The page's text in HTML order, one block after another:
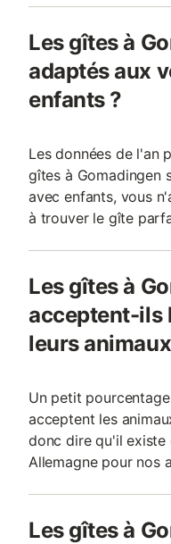
Les gîtes à
adaptés aux
enfants ?
Les données de l'an
gîtes à Gomadingen
avec enfants, vous
à trouver le gîte
Les gîtes à
acceptent-ils
leurs
Un petit
acceptent les
donc dire qu'il existe
Allemagne pour nos
Les gîtes à